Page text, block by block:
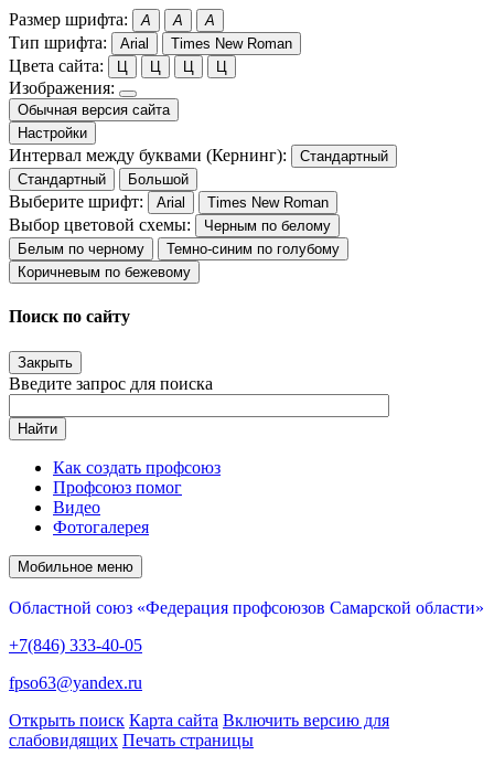
Размер шрифта: A A A
Тип шрифта: Arial Times New Roman
Цвета сайта: Ц Ц Ц Ц
Изображения:
Обычная версия сайта
Настройки
Интервал между буквами (Кернинг):
Стандартный
Стандартный
Большой
Выберите шрифт: Arial Times New Roman
Выбор цветовой схемы:
Черным по белому
Белым по черному
Темно-синим по голубому
Коричневым по бежевому
Поиск по сайту
Закрыть
Введите запрос для поиска
Найти
Как создать профсоюз
Профсоюз помог
Видео
Фотогалерея
Мобильное меню
Областной союз «Федерация профсоюзов Самарской области»
+7(846) 333-40-05
fpso63@yandex.ru
Открыть поиск Карта сайта Включить версию для
слабовидящих Печать страницы